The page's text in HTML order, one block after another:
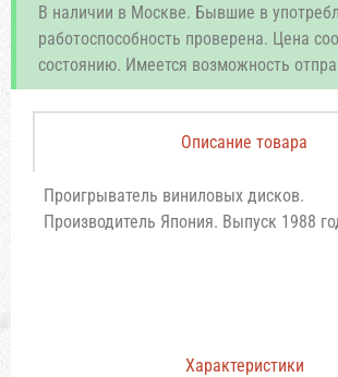
В наличии в Москве. Бывшие в
работоспособность проверена. Цена
состоянию. Имеется возможность
Описание товара
Характеристики
Проигрыватель виниловых дисков.
Производитель Япония. Выпуск 1988